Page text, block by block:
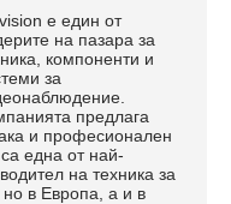
е един от
на пазара за
компоненти и
за
предлага
и професионален
една от най-
на техника за
в Европа, а и в